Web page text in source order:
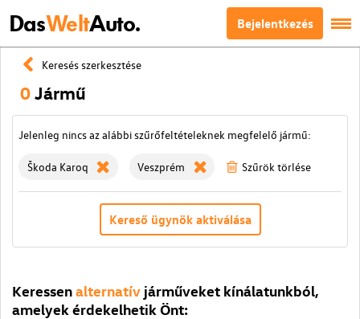
DasWeltAuto. Bejelentkezés
Keresés szerkesztése
0Jármű
Jelenleg nincs az alábbi szűrőfeltételeknek megfelelő jármű:
Škoda Karoq Veszprém Szűrök törlése
Kereső ügynök aktiválása
Keressenalternatív járműveket kínálatunkból,
amelyek érdekelhetik Önt: